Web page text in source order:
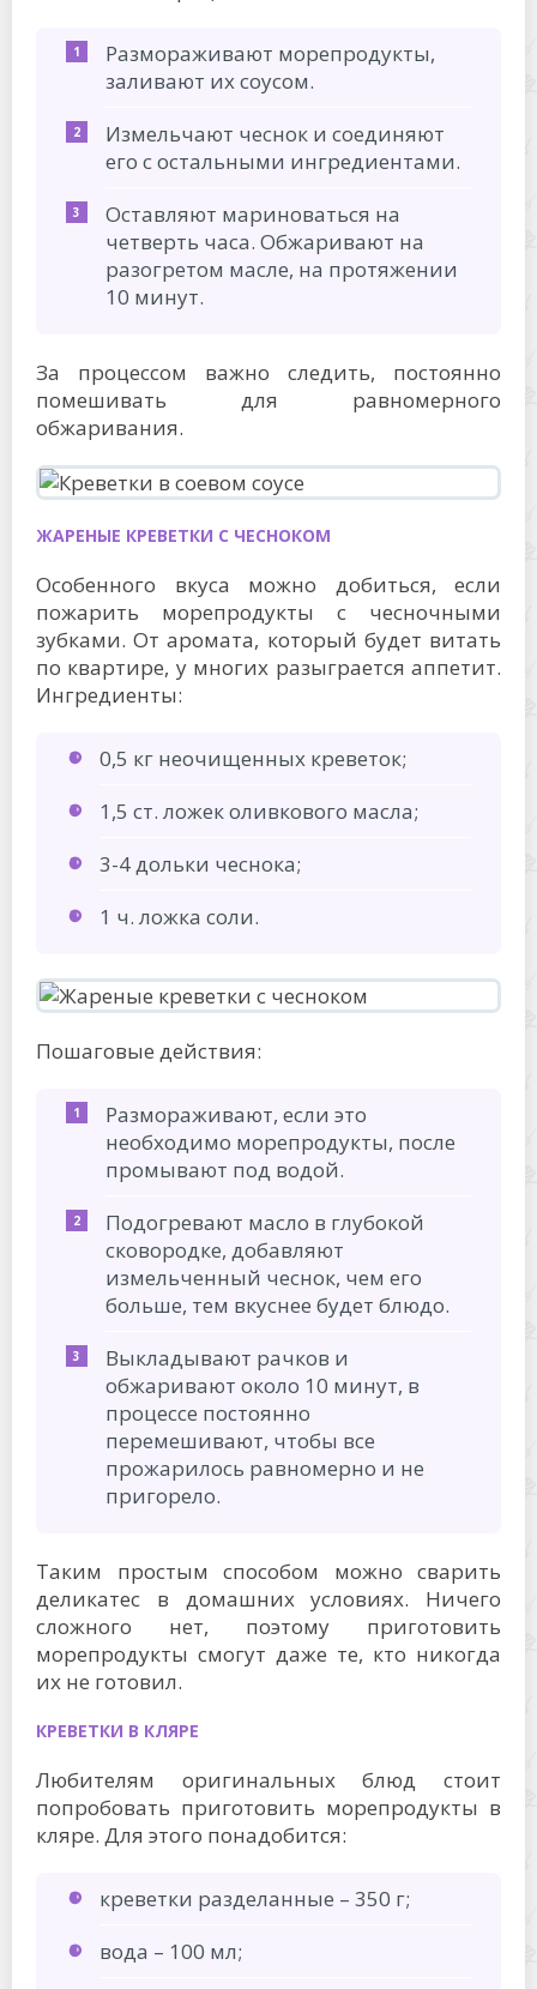
Размораживают морепродукты,
заливают их соусом.
Измельчают чеснок и соединяют
его с остальными ингредиентами.
Оставляют мариноваться на
четверть часа. Обжаривают на
разогретом масле, на протяжении
10 минут.
За процессом важно следить, постоянно
помешивать для равномерного
обжаривания.
ЖАРЕНЫЕ КРЕВЕТКИ С ЧЕСНОКОМ
Особенного вкуса можно добиться, если
пожарить морепродукты с чесночными
зубками. От аромата, который будет витать
по квартире, у многих разыграется аппетит.
Ингредиенты:
0,5 кг неочищенных креветок;
1,5 ст. ложек оливкового масла;
3-4 дольки чеснока;
1 ч. ложка соли.
Пошаговые действия:
Размораживают, если это
необходимо морепродукты, после
промывают под водой.
Подогревают масло в глубокой
сковородке, добавляют
измельченный чеснок, чем его
больше, тем вкуснее будет блюдо.
Выкладывают рачков и
обжаривают около 10 минут, в
процессе постоянно
перемешивают, чтобы все
прожарилось равномерно и не
пригорело.
Таким простым способом можно сварить
деликатес в домашних условиях. Ничего
сложного нет, поэтому приготовить
морепродукты смогут даже те, кто никогда
их не готовил.
КРЕВЕТКИ В КЛЯРЕ
Любителям оригинальных блюд стоит
попробовать приготовить морепродукты в
кляре. Для этого понадобится:
креветки разделанные – 350 г;
вода – 100 мл;